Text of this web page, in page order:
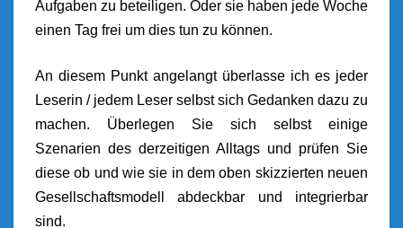
Aufgaben zu beteiligen. Oder sie haben jede Woche
einen Tag frei um dies tun zu können.
An diesem Punkt angelangt überlasse ich es jeder
Leserin / jedem Leser selbst sich Gedanken dazu zu
machen. Überlegen Sie sich selbst einige
Szenarien des derzeitigen Alltags und prüfen Sie
diese ob und wie sie in dem oben skizzierten neuen
Gesellschaftsmodell abdeckbar und integrierbar
sind.